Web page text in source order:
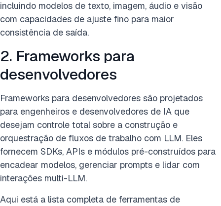
incluindo modelos de texto, imagem, áudio e visão
com capacidades de ajuste fino para maior
consistência de saída.
2. Frameworks para
desenvolvedores
Frameworks para desenvolvedores são projetados
para engenheiros e desenvolvedores de IA que
desejam controle total sobre a construção e
orquestração de fluxos de trabalho com LLM. Eles
fornecem SDKs, APIs e módulos pré-construídos para
encadear modelos, gerenciar prompts e lidar com
interações multi-LLM.
Aqui está a lista completa de ferramentas de